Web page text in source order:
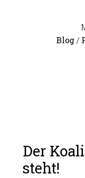
Blog/
Der
steht!